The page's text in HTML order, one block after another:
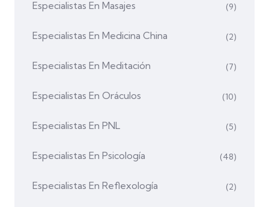
Especialistas En Masajes (9)
Especialistas En Medicina China (2)
Especialistas En Meditación (7)
Especialistas En Oráculos (10)
Especialistas En PNL (5)
Especialistas En Psicología (48)
Especialistas En Reflexología (2)